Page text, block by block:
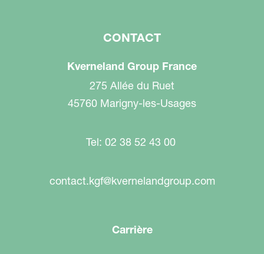
CONTACT
Kverneland Group France
275 Allée du Ruet
45760 Marigny-les-Usages
Tel: 02 38 52 43 00
contact.kgf@kvernelandgroup.com
Carrière